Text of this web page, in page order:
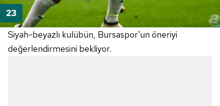
Siyah-beyazlı kulübün, Bursaspor'un öneriyi
değerlendirmesini bekliyor.